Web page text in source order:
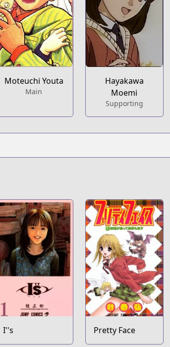
Moteuchi Youta
Main
Hayakawa
Moemi
Supporting
I''s Pretty Face